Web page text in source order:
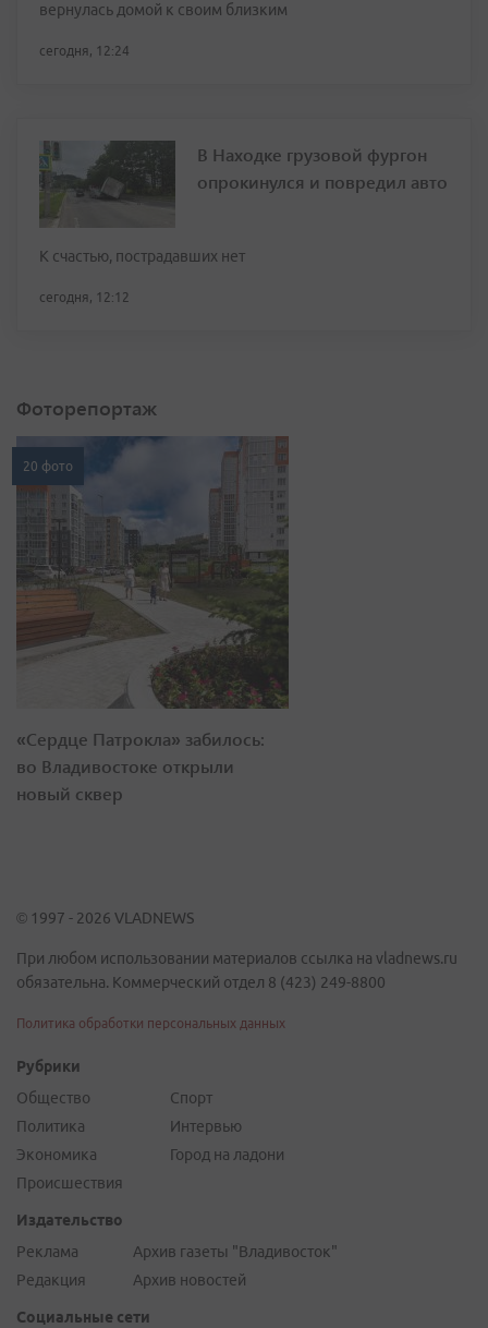
вернулась домой к своим близким
сегодня, 12:24
В Находке грузовой фургон
опрокинулся и повредил авто
К счастью, пострадавших нет
сегодня, 12:12
Фоторепортаж
20 фото
«Сердце Патрокла» забилось:
во Владивостоке открыли
новый сквер
© 1997 - 2026 VLADNEWS
При любом использовании материалов ссылка на vladnews.ru
обязательна. Коммерческий отдел 8 (423) 249-8800
Политика обработки персональных данных
Рубрики
Общество
Политика
Экономика
Происшествия
Спорт
Интервью
Город на ладони
Издательство
Реклама
Редакция
Архив газеты "Владивосток"
Архив новостей
Социальные сети